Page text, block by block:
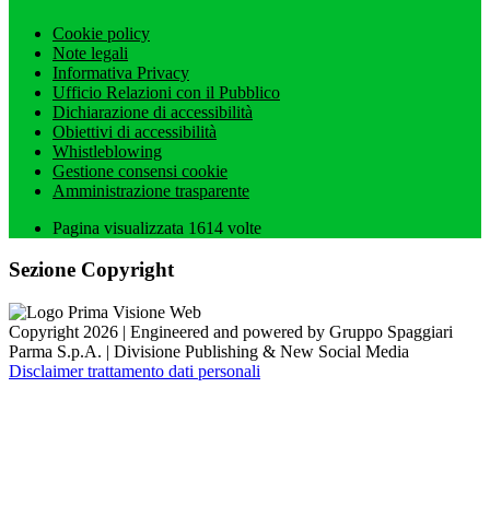
Cookie policy
Note legali
Informativa Privacy
Ufficio Relazioni con il Pubblico
Dichiarazione di accessibilità
Obiettivi di accessibilità
Whistleblowing
Gestione consensi cookie
Amministrazione trasparente
Pagina visualizzata 1614 volte
Sezione Copyright
Copyright 2026 | Engineered and powered by Gruppo Spaggiari
Parma S.p.A. | Divisione Publishing & New Social Media
Disclaimer trattamento dati personali